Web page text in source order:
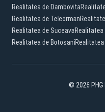
Realitatea de Dambovita
Realitatea de Teleorman
Realitatea de SuceavaRealitatea
Realitatea de Botosani
© 2026 PHG